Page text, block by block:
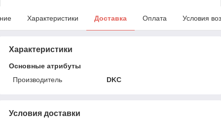
Характеристики Доставка Оплата Условия
Характеристики
Основные атрибуты
Производитель
DKC
Условия доставки